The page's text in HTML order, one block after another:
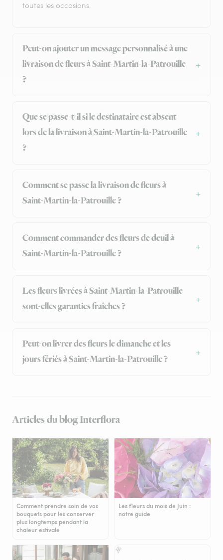
toutes les occasions.
Peut-on ajouter un message personnalisé à une
livraison de fleurs à Saint-Martin-la-Patrouille
?
Que se passe-t-il si le destinataire est absent
lors de la livraison à Saint-Martin-la-Patrouille
?
Comment se passe la livraison de fleurs à
Saint-Martin-la-Patrouille ?
Comment commander des fleurs de deuil à
Saint-Martin-la-Patrouille ?
Les fleurs livrées à Saint-Martin-la-Patrouille
sont-elles garanties fraîches ?
Peut-on livrer des fleurs le dimanche et les
jours fériés à Saint-Martin-la-Patrouille ?
Articles du blog Interflora
Comment prendre soin de vos
bouquets pour les conserver
plus longtemps pendant la
chaleur estivale
Les fleurs du mois de Juin :
notre guide